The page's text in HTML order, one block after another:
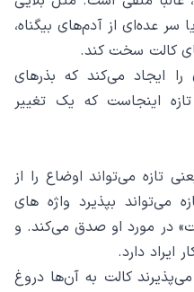
عده‌ای از آدم‌های بیگناه،
کالت سخت کند.
ایجاد می‌کند که بذرهای
اینجاست که یک تغییر
تازه می‌تواند اوضاع را از
می‌تواند بپذیرد واژه های
در مورد او صدق می‌کند. و
ایراد دارد.
کالت به آن‌ها دروغ